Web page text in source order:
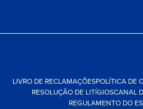
LIVRO DE RECLAMAÇÕESPOLÍTICA DE
RESOLUÇÃO DE LITÍGIOSCANAL
REGULAMENTO DO